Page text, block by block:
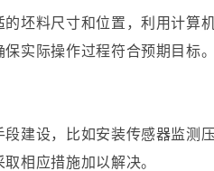
坯料尺寸和位置，利用计算
实际操作过程符合预期目标。
建设，比如安装传感器监测
相应措施加以解决。